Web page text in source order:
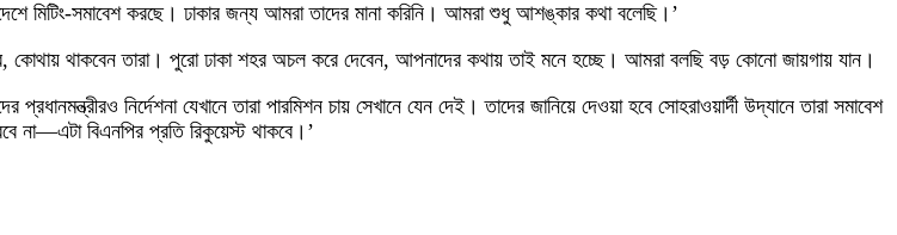
মিটিং-সমাবেশ করছে। ঢাকার জন্য আমরা তাদের মানা করিনি। আমরা শুধু আশঙ্কার কথা বলেছি।’
থাকবেন তারা। পুরো ঢাকা শহর অচল করে দেবেন, আপনাদের কথায় তাই মনে হচ্ছে। আমরা বলছি বড় কোনো জায়গায় যান।
নির্দেশনা যেখানে তারা পারমিশন চায় সেখানে যেন দেই। তাদের জানিয়ে দেওয়া হবে সোহরাওয়ার্দী উদ্যানে তারা সমাবেশ
না—এটা বিএনপির প্রতি রিকুয়েস্ট থাকবে।’